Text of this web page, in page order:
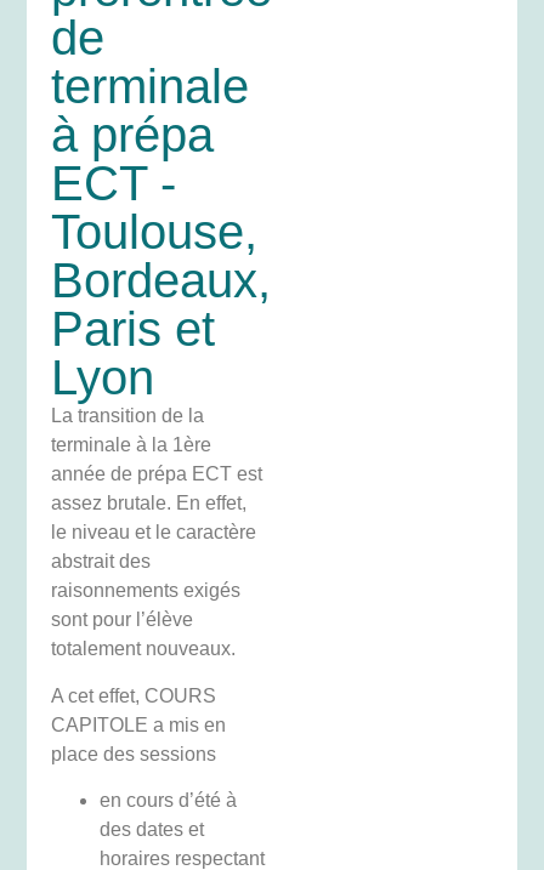
de
terminale
à prépa
ECT -
Toulouse,
Bordeaux,
Paris et
Lyon
La transition de la
terminale à la 1ère
année de prépa ECT est
assez brutale. En effet,
le niveau et le caractère
abstrait des
raisonnements exigés
sont pour l’élève
totalement nouveaux.
A cet effet, COURS
CAPITOLE a mis en
place des sessions
en cours d’été à
des dates et
horaires respectant